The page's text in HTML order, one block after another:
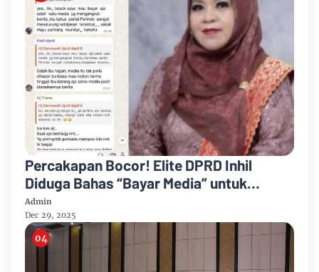
Percakapan Bocor! Elite DPRD Inhil
Diduga Bahas “Bayar Media” untuk
Dukung Kebijakan
Admin
Dec 29, 2025